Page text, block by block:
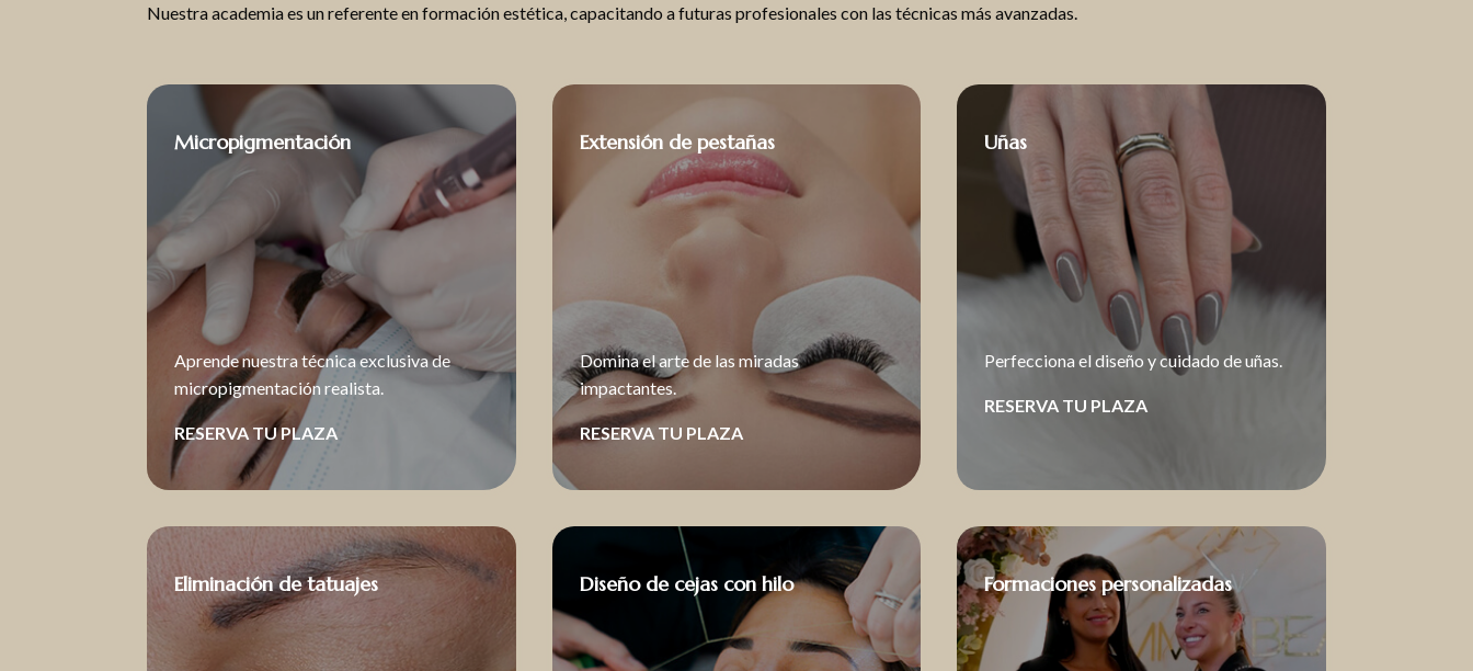
Nuestra academia es un referente en formación estética, capacitando a futuras profesionales con las técnicas más avanzadas.
Micropigmentación
Aprende nuestra técnica exclusiva de
micropigmentación realista.
RESERVA TU PLAZA
Extensión de pestañas
Domina el arte de las miradas
impactantes.
RESERVA TU PLAZA
Uñas
Perfecciona el diseño y cuidado de uñas.
RESERVA TU PLAZA
Eliminación de tatuajes Diseño de cejas con hilo Formaciones personalizadas